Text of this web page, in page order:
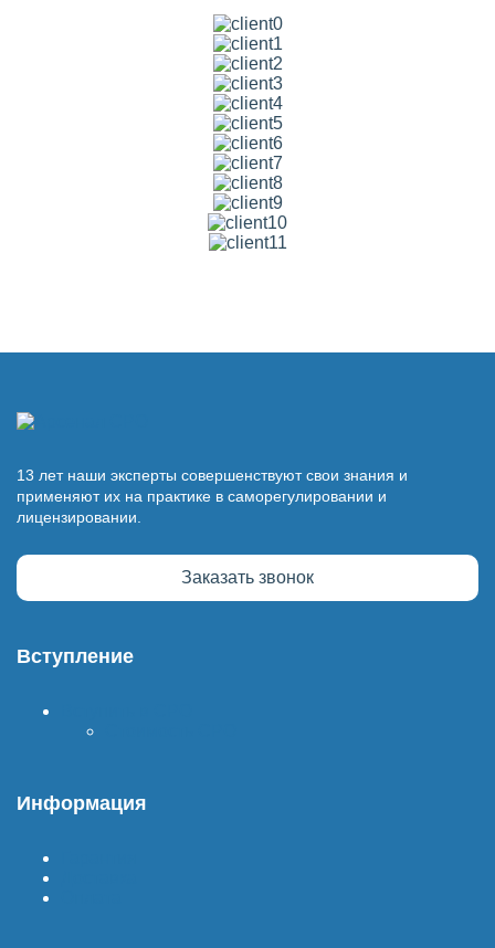
13 лет наши эксперты совершенствуют свои знания и
применяют их на практике в саморегулировании и
лицензировании.
Заказать звонок
Вступление
Информация